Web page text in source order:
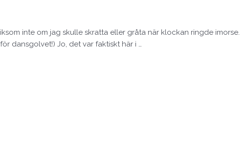
inte om jag skulle skratta eller gråta när klockan ringde imorse.
dansgolvet!) Jo, det var faktiskt här i …